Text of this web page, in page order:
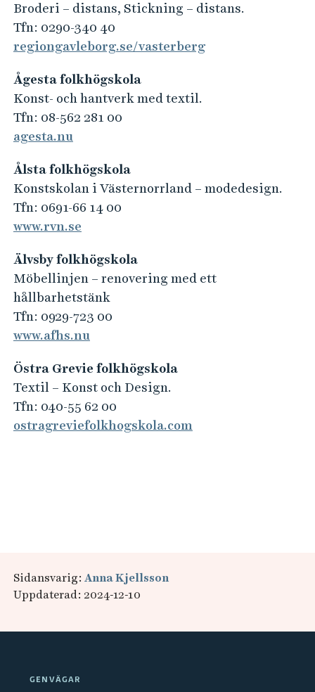
Broderi – distans, Stickning – distans.
Tfn: 0290-340 40
regiongavleborg.se/vasterberg
Ågesta folkhögskola
Konst- och hantverk med textil.
Tfn: 08-562 281 00
agesta.nu
Ålsta folkhögskola
Konstskolan i Västernorrland – modedesign.
Tfn: 0691-66 14 00
www.rvn.se
Älvsby folkhögskola
Möbellinjen – renovering med ett
hållbarhetstänk
Tfn: 0929-723 00
www.afhs.nu
Östra Grevie folkhögskola
Textil – Konst och Design.
Tfn: 040-55 62 00
ostragreviefolkhogskola.com
d
l
n
Sidansvarig: Anna Kjellsson
Uppdaterad: 2024-12-10
GENVÄGAR